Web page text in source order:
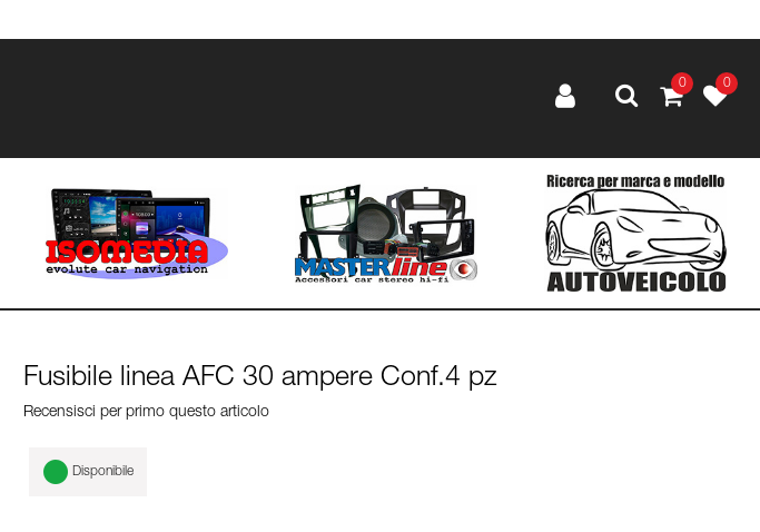
0 0
Fusibile linea AFC 30 ampere Conf.4 pz
Recensisci per primo questo articolo
Disponibile